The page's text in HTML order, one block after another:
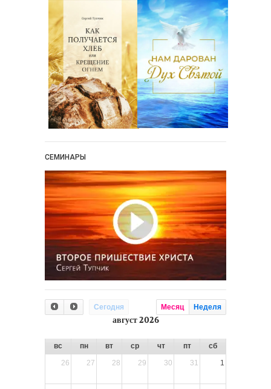
СЕМИНАРЫ
Сегодня Месяц Неделя
август 2026
вс пн вт ср чт пт
сб
26
27 28 29 30 31 1